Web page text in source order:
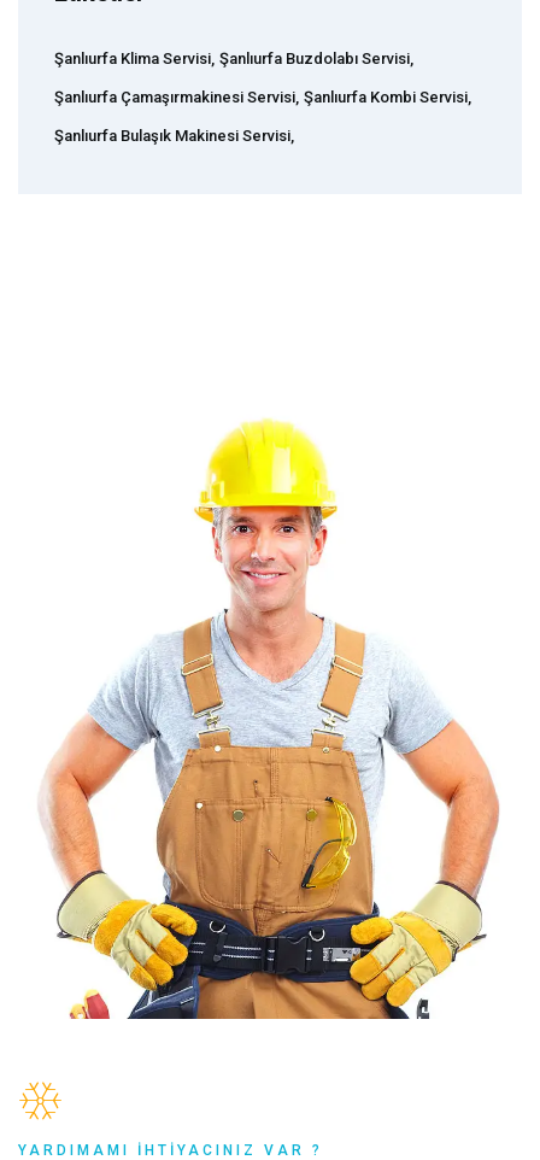
Şanlıurfa Klima Servisi, Şanlıurfa Buzdolabı Servisi,
Şanlıurfa Çamaşırmakinesi Servisi, Şanlıurfa Kombi Servisi,
Şanlıurfa Bulaşık Makinesi Servisi,
YARDIMAMI İHTIYACINIZ VAR ?